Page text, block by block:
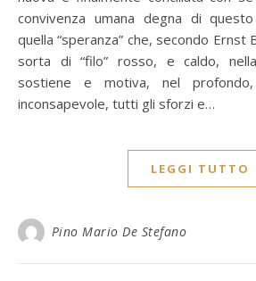
convivenza umana degna di
quella “speranza” che, secondo Ernst
sorta di “filo” rosso, e caldo,
sostiene e motiva, nel
inconsapevole, tutti gli sforzi e…
LEGGI TUTTO
Pino Mario De Stefano